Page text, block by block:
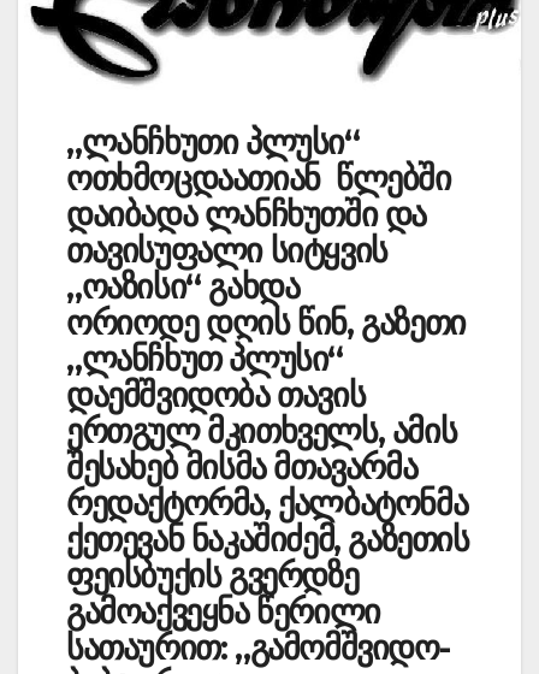
„ლანჩხუთი პლუსი“
ოთხმოცდაათიან წლებში
დაიბადა ლანჩხუთში და
თავისუფალი სიტყვის
„ოაზისი“ გახდა
ორიოდე დღის წინ, გაზეთი
„ლანჩხუთ პლუსი“
დაემშვი­დ­ობა თავის
ერთგულ მკითხველს, ამის
შესახებ მისმა მთავარმა
რედაქტორმა, ქალბატონმა
ქეთ­ევან ნაკაშიძემ, გაზეთის
ფეისბუქის გვერდზე
გამოაქვეყნა წე­რილი
სათაურით: „გამომშვიდ­ო­